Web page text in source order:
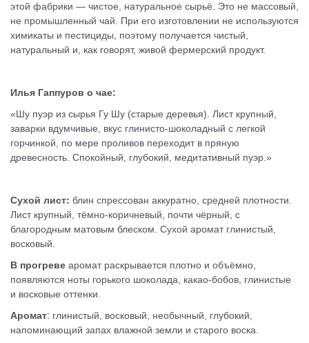
этой фабрики — чистое, натуральное сырьё. Это не массовый,
не промышленный чай. При его изготовлении не используются
химикаты и пестициды, поэтому получается чистый,
натуральный и, как говорят, живой фермерский продукт.
Илья Гаппуров о чае:
«Шу пуэр из сырья Гу Шу (старые деревья). Лист крупный,
заварки вдумчивые, вкус глинисто-шоколадный с легкой
горчинкой, по мере проливов переходит в пряную
древесность. Спокойный, глубокий, медитативный пуэр.»
Сухой лист: блин спрессован аккуратно, средней плотности.
Лист крупный, тёмно-коричневый, почти чёрный, с
благородным матовым блеском. Сухой аромат глинистый,
восковый.
В прогреве аромат раскрывается плотно и объёмно,
появляются ноты горького шоколада, какао-бобов, глинистые
и восковые оттенки.
Аромат: глинистый, восковый, необычный, глубокий,
напоминающий запах влажной земли и старого воска.